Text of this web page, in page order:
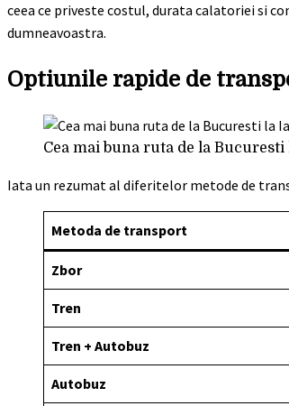
ceea ce priveste costul, durata calatoriei si
dumneavoastra.
Optiunile rapide de
Cea mai buna ruta de la
Iata un rezumat al diferitelor metode de
Metoda de transport
Zbor
Tren
Tren + Autobuz
Autobuz